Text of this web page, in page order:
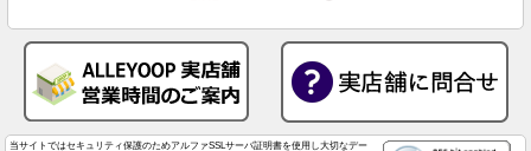
当サイトではセキュリティ保護のためアルファSSLサーバ証明書を使用し大切なデー